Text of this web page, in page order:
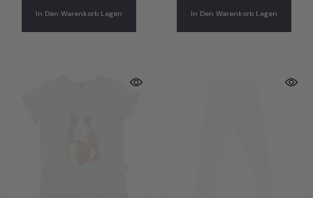
In Den Warenkorb Legen In Den Warenkorb Legen